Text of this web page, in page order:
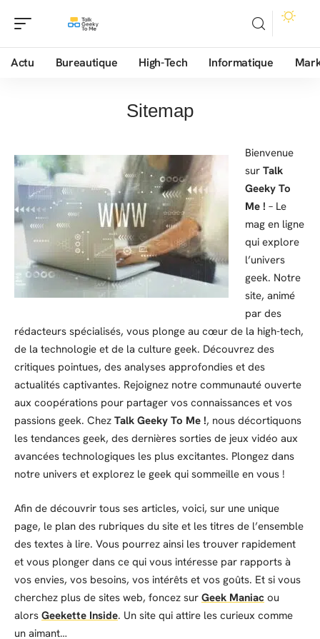
Actu Bureautique High-Tech Informatique
Sitemap
Bienvenue
sur Talk
Geeky To
Me ! – Le
mag en ligne
qui explore
l’univers
geek. Notre
site, animé
par des
rédacteurs spécialisés, vous plonge au cœur de la high-tech,
de la technologie et de la culture geek. Découvrez des
critiques pointues, des analyses approfondies et des
actualités captivantes. Rejoignez notre communauté ouverte
aux coopérations pour partager vos connaissances et vos
passions geek. Chez Talk Geeky To Me !, nous décortiquons
les tendances geek, des dernières sorties de jeux vidéo aux
avancées technologiques les plus excitantes. Plongez dans
notre univers et explorez le geek qui sommeille en vous !
Afin de découvrir tous ses articles, voici, sur une unique
page, le plan des rubriques du site et les titres de l’ensemble
des textes à lire. Vous pourrez ainsi les trouver rapidement
et vous plonger dans ce qui vous intéresse par rapports à
vos envies, vos besoins, vos intérêts et vos goûts. Et si vous
cherchez plus de sites web, foncez sur Geek Maniac ou
alors Geekette Inside. Un site qui attire les curieux comme
un aimant…